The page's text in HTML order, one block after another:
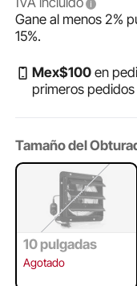
Gane al menos2%
15%.
Mex$100 en
primeros
Tamaño del
10 pulgadas
Agotado